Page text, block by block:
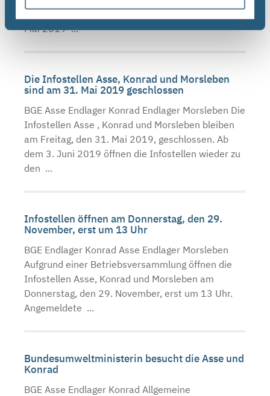
Mai 2019 ...
Die Infostellen Asse, Konrad und Morsleben
sind am 31. Mai 2019 geschlossen
BGE Asse Endlager Konrad Endlager Morsleben Die
Infostellen Asse , Konrad und Morsleben bleiben
am Freitag, den 31. Mai 2019, geschlossen. Ab
dem 3. Juni 2019 öffnen die Infostellen wieder zu
den ...
Infostellen öffnen am Donnerstag, den 29.
November, erst um 13 Uhr
BGE Endlager Konrad Asse Endlager Morsleben
Aufgrund einer Betriebsversammlung öffnen die
Infostellen Asse, Konrad und Morsleben am
Donnerstag, den 29. November, erst um 13 Uhr.
Angemeldete ...
Bundesumweltministerin besucht die Asse und
Konrad
BGE Asse Endlager Konrad Allgemeine